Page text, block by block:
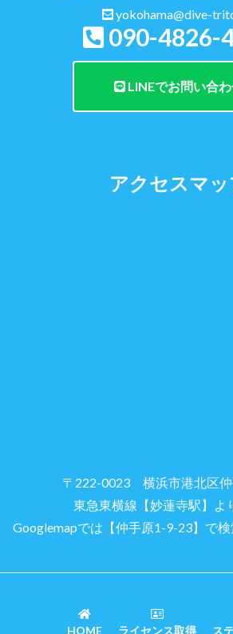
yokohama@dive-
090-4826-
LINEでお問い合
アクセスマ
〒222-0023 横浜市港北区
東急東横線【妙蓮寺駅】よ
Googlemapでは【仲手原1-9-23】で
HOME ライセンス取得 ス